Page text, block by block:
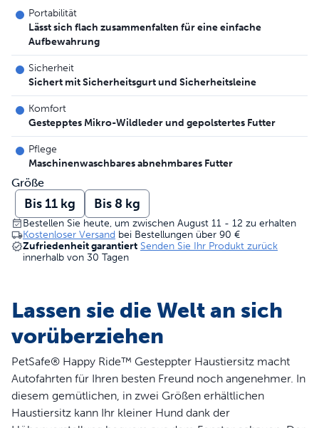
Portabilität
Lässt sich flach zusammenfalten für eine einfache
Aufbewahrung
Sicherheit
Sichert mit Sicherheitsgurt und Sicherheitsleine
Komfort
Gestepptes Mikro-Wildleder und gepolstertes Futter
Pflege
Maschinenwaschbares abnehmbares Futter
Größe
Bis 11 kg Bis 8 kg
Bestellen Sie heute, um zwischen August 11 - 12 zu erhalten
Kostenloser Versand bei Bestellungen über 90 €
Zufriedenheit garantiert Senden Sie Ihr Produkt zurück
innerhalb von 30 Tagen
Lassen sie die Welt an sich
vorüberziehen
PetSafe® Happy Ride™ Gesteppter Haustiersitz macht
Autofahrten für Ihren besten Freund noch angenehmer. In
diesem gemütlichen, in zwei Größen erhältlichen
Haustiersitz kann Ihr kleiner Hund dank der